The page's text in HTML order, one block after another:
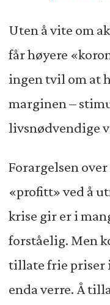
Uten å vite om
får høyere
ingen tvil om at
marginen –
livsnødvendige
Forargelsen
«profitt» ved å
krise gir er i
forståelig. Men
tillate frie priser
enda verre. Å